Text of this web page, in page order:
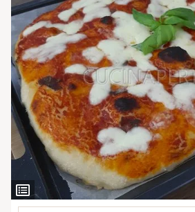
Ingredienti